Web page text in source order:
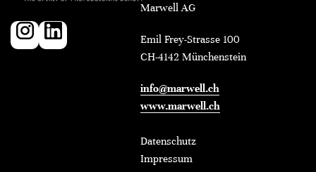
Marwell AG
Emil Frey-Strasse 100
CH-4142 Münchenstein
info@marwell.ch
www.marwell.ch
Datenschutz
Impressum